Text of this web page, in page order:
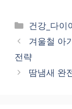
건강_다이
겨울철 아
전략
땀냄새 완